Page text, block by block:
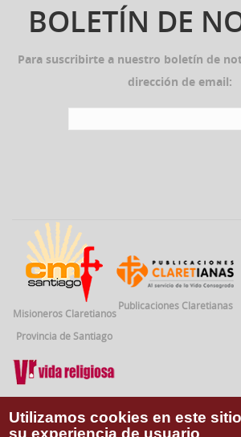
BOLETÍN DE
Para suscribirte a nuestro boletín de
dirección de email:
Misioneros Claretianos
Provincia de Santiago
Publicaciones Claretianas
Vida Religiosa
Utilizamos cookies en este
su experiencia de usuario